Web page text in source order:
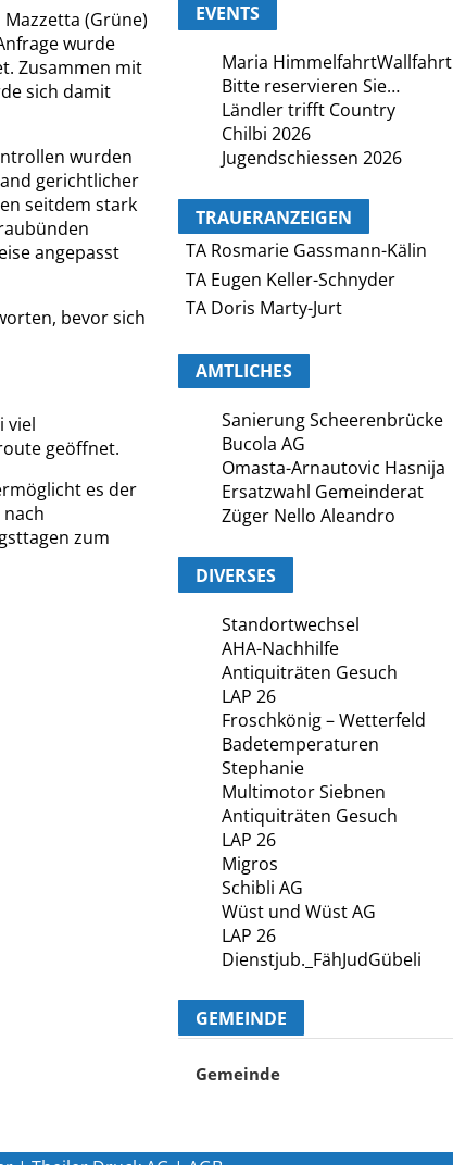
(Grüne)
wurde
Zusammen mit
sich damit
wurden
gerichtlicher
seitdem stark
angepasst
bevor sich
viel
geöffnet.
es der
zum
EVENTS
Maria HimmelfahrtWallfahrt
Bitte reservieren Sie…
Ländler trifft Country
Chilbi 2026
Jugendschiessen 2026
TRAUERANZEIGEN
TA Rosmarie Gassmann-Kälin
TA Eugen Keller-Schnyder
TA Doris Marty-Jurt
AMTLICHES
Sanierung Scheerenbrücke
Bucola AG
Omasta-Arnautovic Hasnija
Ersatzwahl Gemeinderat
Züger Nello Aleandro
DIVERSES
Standortwechsel
AHA-Nachhilfe
Antiquiträten Gesuch
LAP 26
Froschkönig – Wetterfeld
Badetemperaturen
Stephanie
Multimotor Siebnen
Antiquiträten Gesuch
LAP 26
Migros
Schibli AG
Wüst und Wüst AG
LAP 26
Dienstjub._FähJudGübeli
GEMEINDE
Gemeinde